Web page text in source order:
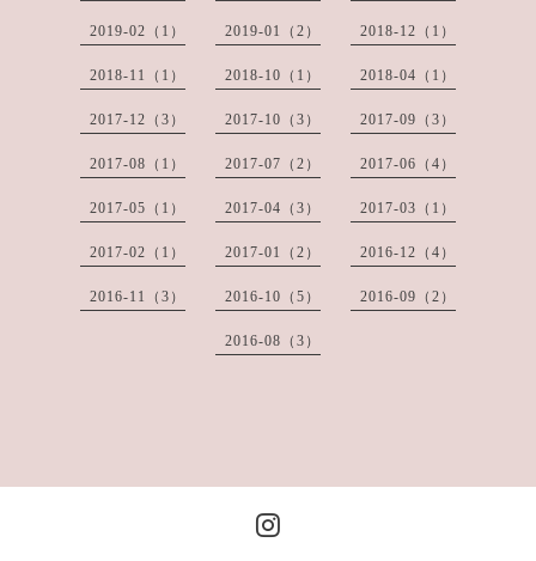
2019-02（1） 2019-01（2） 2018-12（1）
2018-11（1） 2018-10（1） 2018-04（1）
2017-12（3） 2017-10（3） 2017-09（3）
2017-08（1） 2017-07（2） 2017-06（4）
2017-05（1） 2017-04（3） 2017-03（1）
2017-02（1） 2017-01（2） 2016-12（4）
2016-11（3） 2016-10（5） 2016-09（2）
2016-08（3）